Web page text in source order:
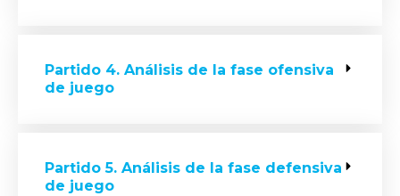
Partido 4. Análisis de la fase ofensiva
de juego
Partido 5. Análisis de la fase defensiva
de juego